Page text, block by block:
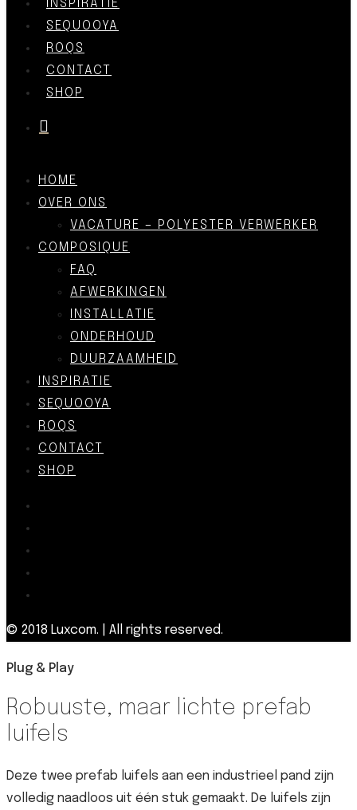
INSPIRATIE
SEQUOOYA
ROQS
CONTACT
SHOP
HOME
OVER ONS
VACATURE – POLYESTER VERWERKER
COMPOSIQUE
FAQ
AFWERKINGEN
INSTALLATIE
ONDERHOUD
DUURZAAMHEID
INSPIRATIE
SEQUOOYA
ROQS
CONTACT
SHOP
© 2018 Luxcom. | All rights reserved.
Plug & Play
Robuuste, maar lichte prefab
luifels
Deze twee prefab luifels aan een industrieel pand zijn
volledig naadloos uit één stuk gemaakt. De luifels zijn